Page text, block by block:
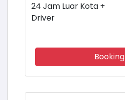
24 Jam Luar Kota +
Driver
Booking